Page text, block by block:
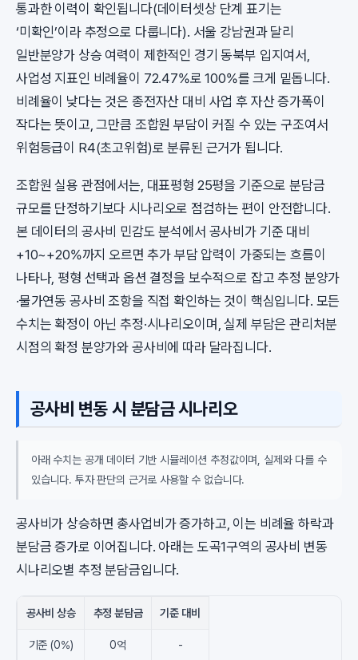
통과한 이력이 확인됩니다(데이터셋상 단계 표기는
‘미확인’이라 추정으로 다룹니다). 서울 강남권과 달리
일반분양가 상승 여력이 제한적인 경기 동북부 입지여서,
사업성 지표인 비례율이 72.47%로 100%를 크게 밑돕니다.
비례율이 낮다는 것은 종전자산 대비 사업 후 자산 증가폭이
작다는 뜻이고, 그만큼 조합원 부담이 커질 수 있는 구조여서
위험등급이 R4(초고위험)로 분류된 근거가 됩니다.
조합원 실용 관점에서는, 대표평형 25평을 기준으로 분담금
규모를 단정하기보다 시나리오로 점검하는 편이 안전합니다.
본 데이터의 공사비 민감도 분석에서 공사비가 기준 대비
+10~+20%까지 오르면 추가 부담 압력이 가중되는 흐름이
나타나, 평형 선택과 옵션 결정을 보수적으로 잡고 추정 분양가
·물가연동 공사비 조항을 직접 확인하는 것이 핵심입니다. 모든
수치는 확정이 아닌 추정·시나리오이며, 실제 부담은 관리처분
시점의 확정 분양가와 공사비에 따라 달라집니다.
공사비 변동 시 분담금 시나리오
아래 수치는 공개 데이터 기반 시뮬레이션 추정값이며, 실제와 다를 수
있습니다. 투자 판단의 근거로 사용할 수 없습니다.
공사비가 상승하면 총사업비가 증가하고, 이는 비례율 하락과
분담금 증가로 이어집니다. 아래는 도곡1구역의 공사비 변동
시나리오별 추정 분담금입니다.
공사비 상승 추정 분담금 기준 대비
기준 (0%) 0억 -